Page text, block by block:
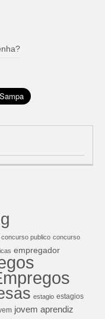
concurso publico concurso
empregador
estagio estagios
jovem aprendiz